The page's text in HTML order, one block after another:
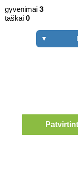
gyvenimai 3
taškai 0
▼